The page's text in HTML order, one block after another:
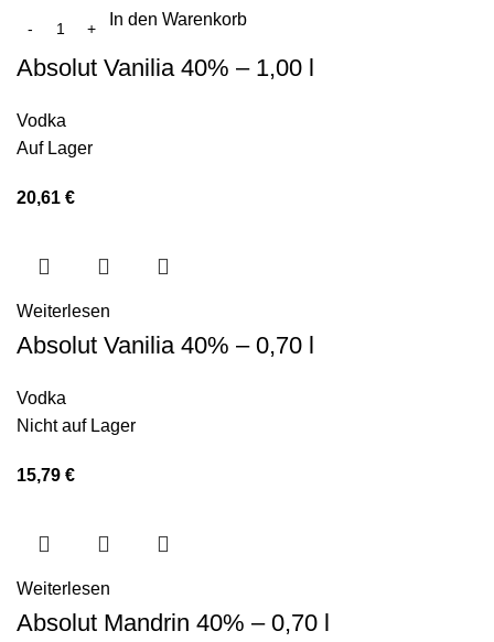
In den Warenkorb
Absolut Vanilia 40% – 1,00 l
Vodka
Auf Lager
20,61 €
Weiterlesen
Absolut Vanilia 40% – 0,70 l
Vodka
Nicht auf Lager
15,79 €
Weiterlesen
Absolut Mandrin 40% – 0,70 l